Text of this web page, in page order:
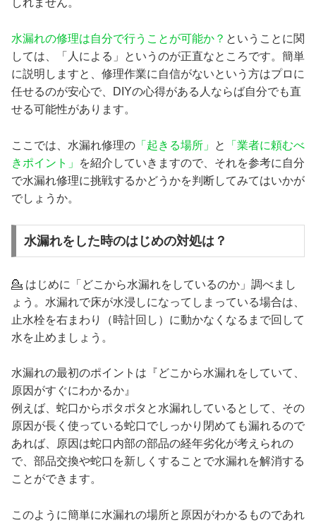
しれません。
水漏れの修理は自分で行うことが可能か？ ということに関
しては、「人による」というのが正直なところです。簡単
に説明しますと、修理作業に自信がないという方はプロに
任せるのが安心で、DIYの心得がある人ならば自分でも直
せる可能性があります。
ここでは、水漏れ修理の 「起きる場所」 と
「業者に頼むべ
きポイント」
を紹介していきますので、それを参考に自分
で水漏れ修理に挑戦するかどうかを判断してみてはいかが
でしょうか。
水漏れをした時のはじめの対処は？
💁 はじめに「どこから水漏れをしているのか」調べまし
ょう。水漏れで床が水浸しになってしまっている場合は、
止水栓を右まわり（時計回し）に動かなくなるまで回して
水を止めましょう。
水漏れの最初のポイントは『どこから水漏れをしていて、
原因がすぐにわかるか』
例えば、蛇口からポタポタと水漏れしているとして、その
原因が長く使っている蛇口でしっかり閉めても漏れるので
あれば、原因は蛇口内部の部品の経年劣化が考えられの
で、部品交換や蛇口を新しくすることで水漏れを解消する
ことができます。
このように簡単に水漏れの場所と原因がわかるものであれ